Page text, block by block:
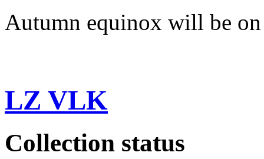
Autumn equinox will be
LZ VLK
Collection status